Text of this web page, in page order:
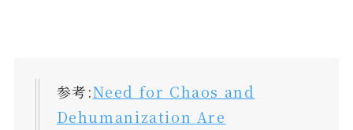
参考:Need for Chaos and
Dehumanization Are